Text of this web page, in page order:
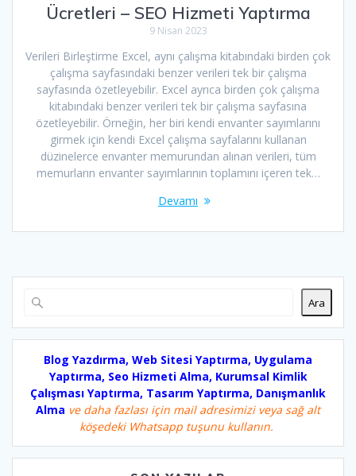
Ücretleri – SEO Hizmeti Yaptırma
9 Nisan 2023
Verileri Birleştirme Excel, aynı çalışma kitabındaki birden çok
çalışma sayfasındaki benzer verileri tek bir çalışma
sayfasında özetleyebilir. Excel ayrıca birden çok çalışma
kitabındaki benzer verileri tek bir çalışma sayfasına
özetleyebilir. Örneğin, her biri kendi envanter sayımlarını
girmek için kendi Excel çalışma sayfalarını kullanan
düzinelerce envanter memurundan alınan verileri, tüm
memurların envanter sayımlarının toplamını içeren tek…
Devamı
Ara
Blog Yazdırma, Web Sitesi Yaptırma, Uygulama
Yaptırma, Seo Hizmeti Alma, Kurumsal Kimlik
Çalışması Yaptırma, Tasarım Yaptırma, Danışmanlık
Alma ve daha fazlası için mail adresimizi veya sağ alt
köşedeki Whatsapp tuşunu kullanın.